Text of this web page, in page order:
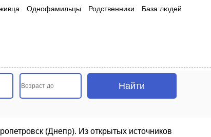
Однофамильцы Родственники База людей
(Днепр). Из открытых источников